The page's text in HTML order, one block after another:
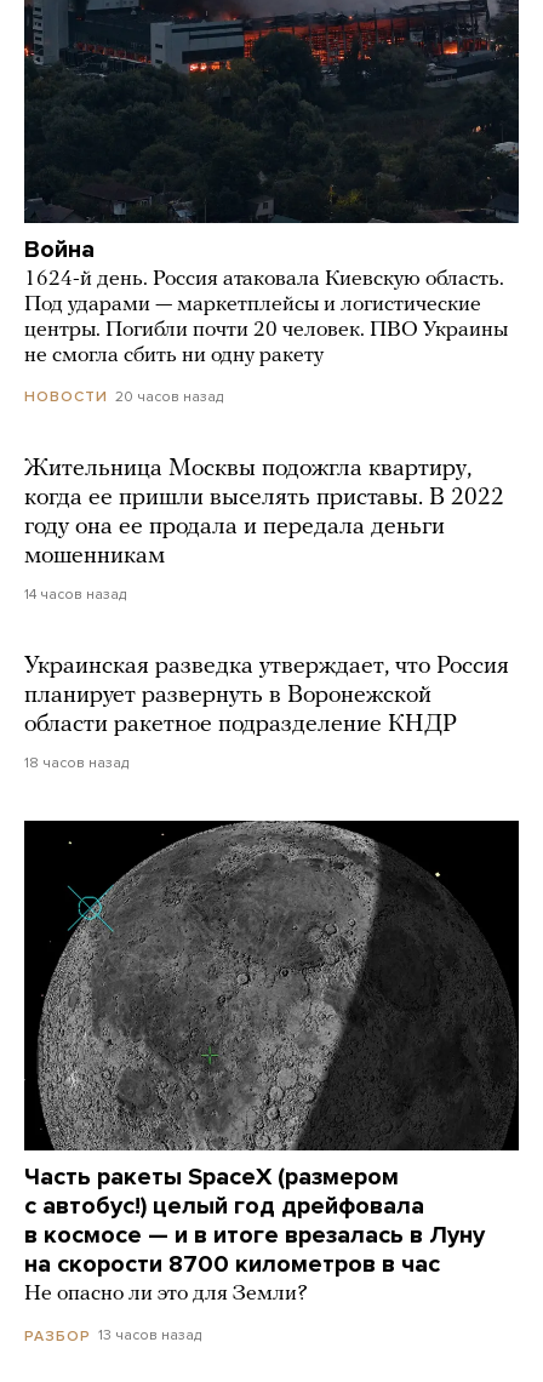
Война
1624-й день. Россия атаковала Киевскую область.
Под ударами — маркетплейсы и логистические
центры. Погибли почти 20 человек. ПВО Украины
не смогла сбить ни одну ракету
НОВОСТИ 20 часов назад
Жительница Москвы подожгла квартиру,
когда ее пришли выселять приставы. В 2022
году она ее продала и передала деньги
мошенникам
14 часов назад
Украинская разведка утверждает, что Россия
планирует развернуть в Воронежской
области ракетное подразделение КНДР
18 часов назад
Часть ракеты SpaceX (размером
с автобус!) целый год дрейфовала
в космосе — и в итоге врезалась в Луну
на скорости 8700 километров в час
Не опасно ли это для Земли?
РАЗБОР 13 часов назад